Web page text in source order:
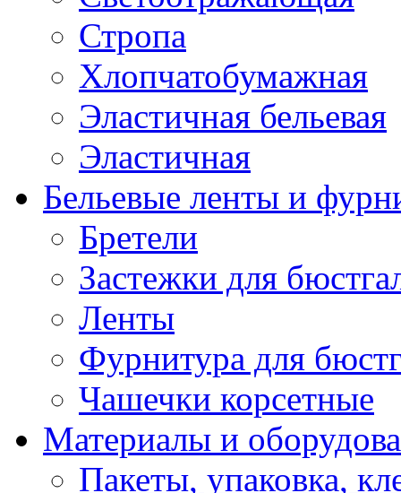
Стропа
Хлопчатобумажная
Эластичная бельевая
Эластичная
Бельевые ленты и
Бретели
Застежки для
Ленты
Фурнитура для
Чашечки корсетные
Материалы и
Пакеты, упаковка,